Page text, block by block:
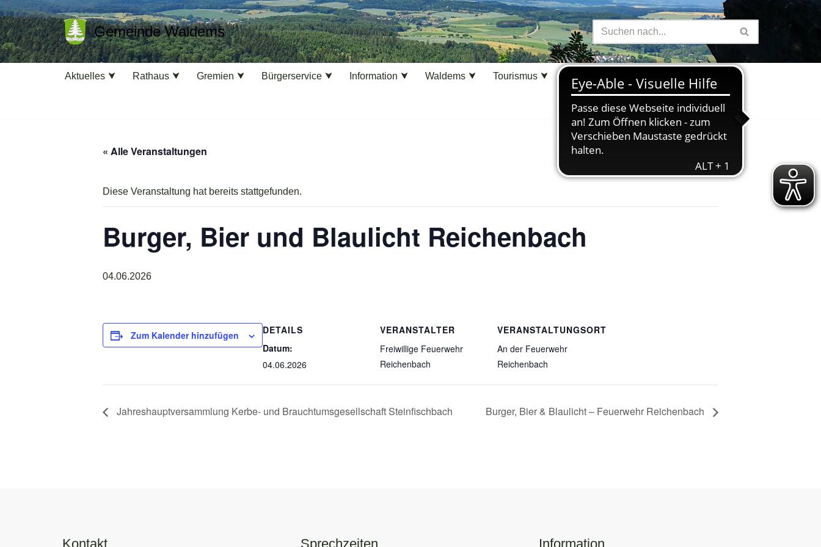
Zum
Inhalt
springen
Gemeinde Waldems
Aktuelles Rathaus Gremien Bürgerservice Information Waldems Tourismus
« Alle Veranstaltungen
Diese Veranstaltung hat bereits stattgefunden.
Burger, Bier und Blaulicht Reichenbach
04.06.2026
Zum Kalender hinzufügen
DETAILS
Datum:
04.06.2026
VERANSTALTER
Freiwillige Feuerwehr
Reichenbach
VERANSTALTUNGSORT
An der Feuerwehr
Reichenbach
Jahreshauptversammlung Kerbe- und Brauchtumsgesellschaft Steinfischbach Burger, Bier & Blaulicht – Feuerwehr Reichenbach
Kontakt Sprechzeiten Information